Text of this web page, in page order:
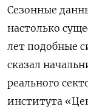
Сезонные
настолько
лет подобные
сказал
реального
института